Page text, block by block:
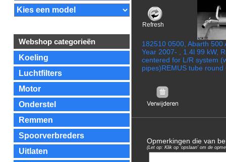
Webshop categorieën
Koeling
Luchtfilters
Motor
Onderstel
Remmen
Spoorverbreders
Uitlaten
Refresh
182510 0500, Abarth 500
Year 2007- , 1.4l 99 kW,
centered for L/R system
pipes)REMUS tube round
Opmerkingen die van
(Let op: Klik op 'opslaan' om de